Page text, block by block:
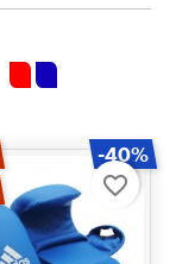
rougebleu
-40%
favorite_border